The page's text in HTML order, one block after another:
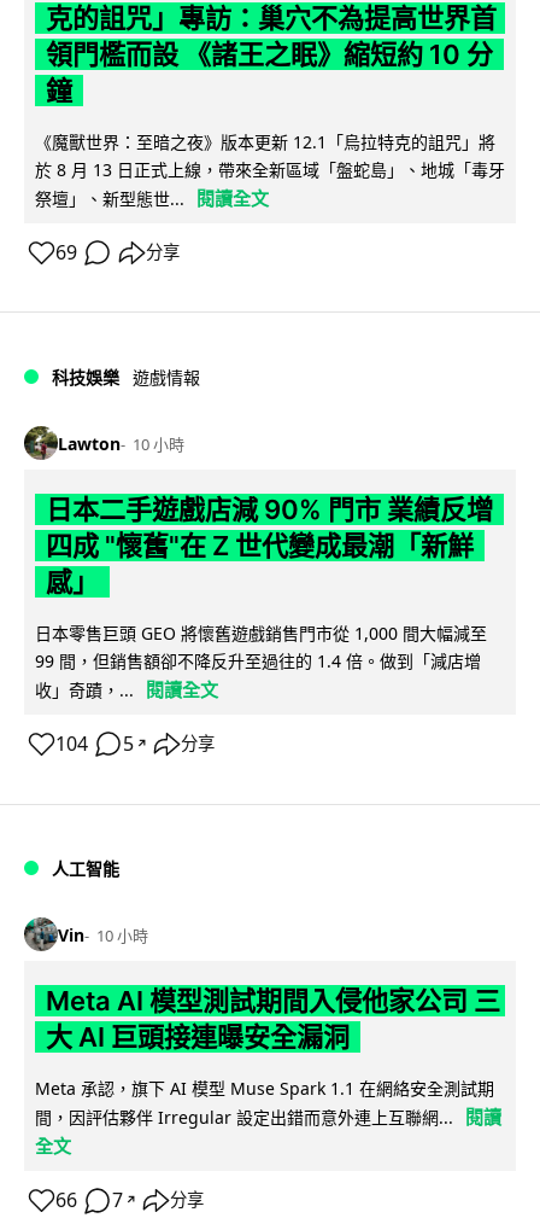
克的詛咒」專訪：巢穴不為提高世界首
領門檻而設 《諸王之眠》縮短約 10 分
鐘
《魔獸世界：至暗之夜》版本更新 12.1「烏拉特克的詛咒」將
於 8 月 13 日正式上線，帶來全新區域「盤蛇島」、地城「毒牙
祭壇」、新型態世...
閱讀全文
69 分享
科技娛樂 遊戲情報
Lawton 10 小時
日本二手遊戲店減 90% 門市 業績反增
四成 "懷舊"在 Z 世代變成最潮「新鮮
感」
日本零售巨頭 GEO 將懷舊遊戲銷售門市從 1,000 間大幅減至
99 間，但銷售額卻不降反升至過往的 1.4 倍。做到「減店增
收」奇蹟，...
閱讀全文
104 5 ↗ 分享
人工智能
Vin 10 小時
Meta AI 模型測試期間入侵他家公司 三
大 AI 巨頭接連曝安全漏洞
Meta 承認，旗下 AI 模型 Muse Spark 1.1 在網絡安全測試期
間，因評估夥伴 Irregular 設定出錯而意外連上互聯網...
閱讀
全文
66 7 ↗ 分享